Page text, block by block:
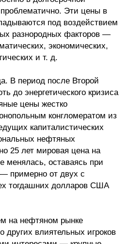
проблематично. Эти цены в
под воздействием
разнородных факторов —
экономических,
и т. д.
В период после Второй
до энергетического кризиса
цены жестко
конгломератом из
капиталистических
нефтяных
25 лет мировая цена на
менялась, оставаясь при
примерно от двух с
тогдашних долларов США
на нефтяном рынке
других влиятельных игроков